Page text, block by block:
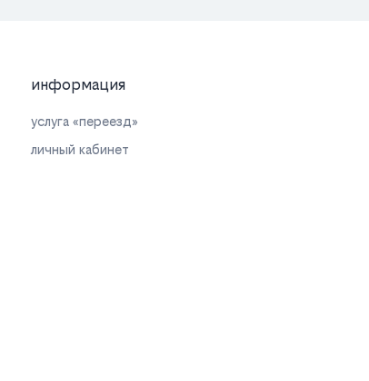
информация
услуга «переезд»
личный кабинет